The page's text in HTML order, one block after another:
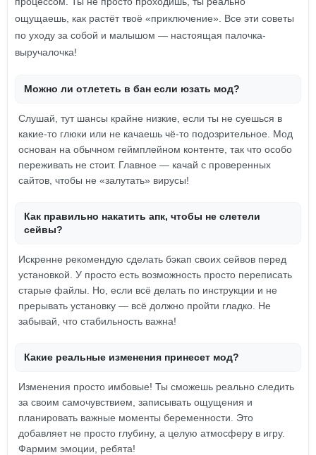
ощущаешь, как растёт твоё «приключение». Все эти советы
по уходу за собой и малышом — настоящая палочка-
выручалочка!
Можно ли отлететь в бан если юзать мод?
Слушай, тут шансы крайне низкие, если ты не суешься в
какие-то глюки или не качаешь чё-то подозрительное. Мод
основан на обычном геймплейном контенте, так что особо
переживать не стоит. Главное — качай с проверенных
сайтов, чтобы не «залутать» вирусы!
Как правильно накатить апк, чтобы не слетели
сейвы?
Искренне рекомендую сделать бэкап своих сейвов перед
установкой. У просто есть возможность просто переписать
старые файлы. Но, если всё делать по инструкции и не
прерывать установку — всё должно пройти гладко. Не
забывай, что стабильность важна!
Какие реальные изменения принесет мод?
Изменения просто имбовые! Ты сможешь реально следить
за своим самочувствием, записывать ощущения и
планировать важные моменты беременности. Это
добавляет не просто глубину, а целую атмосферу в игру.
Фармим эмоции, ребята!